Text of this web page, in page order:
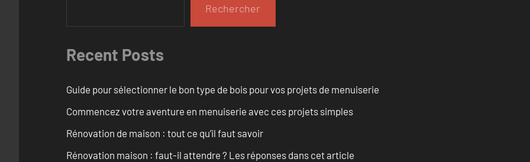
Rechercher
Recent Posts
Guide pour sélectionner le bon type de bois pour vos projets de menuiserie
Commencez votre aventure en menuiserie avec ces projets simples
Rénovation de maison : tout ce qu’il faut savoir
Rénovation maison : faut-il attendre ? Les réponses dans cet article